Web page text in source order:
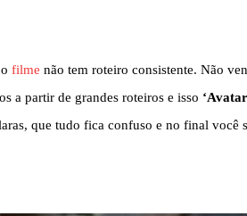
filme não tem roteiro consistente. Não
a partir de grandes roteiros e isso
que tudo fica confuso e no final você